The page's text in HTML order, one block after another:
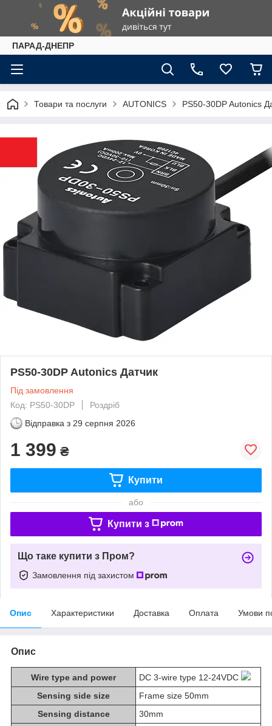
ПАРАД-ДНЕПР
Товари та послуги AUTONICS PS50-30DP Autonics
PS50-30DP Autonics Датчик
Під замовлення
Код: PS50-30DP
Роздріб
Відправка з 29 серпня 2026
1 399 ₴
Купити
або
Купити з
Що таке купити з Пром?
Замовлення під захистом
Опис Характеристики Доставка Оплата Умови
Опис
Wire type and power
DC 3-wire type 12-24VDC
Sensing side size
Frame size 50mm
Sensing distance
30mm